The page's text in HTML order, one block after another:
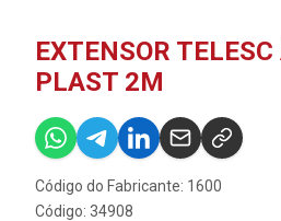
EXTENSOR TELESC
PLAST 2M
Código do Fabricante: 1600
Código: 34908